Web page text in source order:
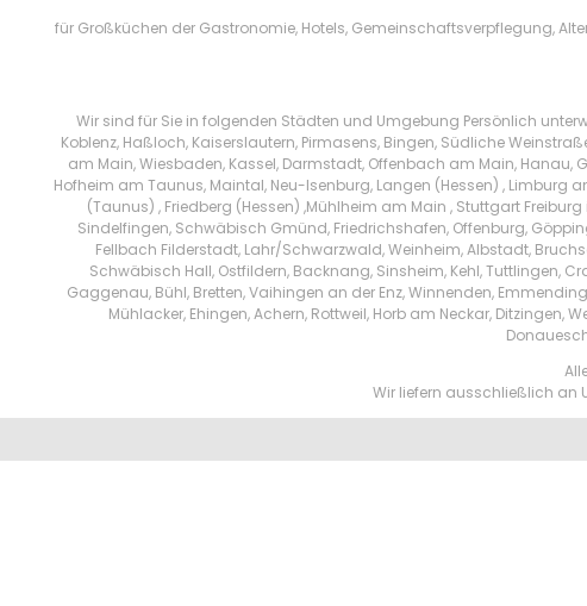
für Großküchen der Gastronomie, Hotels, Gemeinschaftsverpflegung,
Wir sind für Sie in folgenden Städten und Umgebung Persönlich
Koblenz, Haßloch, Kaiserslautern, Pirmasens, Bingen, Südliche
am Main, Wiesbaden, Kassel, Darmstadt, Offenbach am Main, Hanau,
Hofheim am Taunus, Maintal, Neu-Isenburg, Langen (Hessen) , Limburg
(Taunus) , Friedberg (Hessen) ,Mühlheim am Main , Stuttgart
Sindelfingen, Schwäbisch Gmünd, Friedrichshafen, Offenburg,
Fellbach Filderstadt, Lahr/Schwarzwald, Weinheim, Albstadt,
Schwäbisch Hall, Ostfildern, Backnang, Sinsheim, Kehl, Tuttlingen,
Gaggenau, Bühl, Bretten, Vaihingen an der Enz, Winnenden,
Mühlacker, Ehingen, Achern, Rottweil, Horb am Neckar,
Wir liefern ausschließlich an